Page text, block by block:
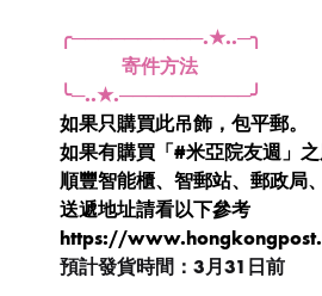
╭──────────.★..─╮
寄件方法
╰─..★.──────────╯
如果只購買此吊飾，包平郵。
如果有購買「#米亞院友週」
順豐智能櫃、智郵站、郵政局
送遞地址請看以下參考
https://
預計發貨時間：3月31日前